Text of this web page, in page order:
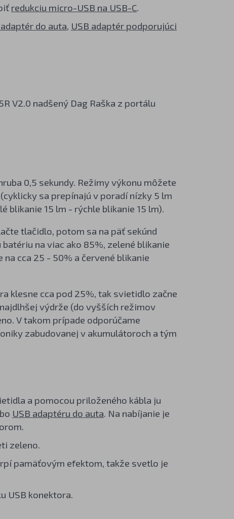
redukciu micro-USB na USB-C.
adaptér do auta, USB adaptér podporujúci
V2.0 nadšený Dag Raška z portálu
0,5 sekundy. Režimy výkonu môžete
sa prepínajú v poradí nízky 5 lm
blikanie 15 lm - rýchle blikanie 15 lm).
tlačidlo, potom sa na päť sekúnd
na viac ako 85%, zelené blikanie
cca 25 - 50% a červené blikanie
klesne cca pod 25%, tak svietidlo začne
výdrže (do vyšších režimov
V takom prípade odporúčame
zabudovanej v akumulátoroch a tým
a pomocou priloženého kábla ju
USB adaptéru do auta. Na nabíjanie je
zeleno.
pamäťovým efektom, takže svetlo je
USB konektora.